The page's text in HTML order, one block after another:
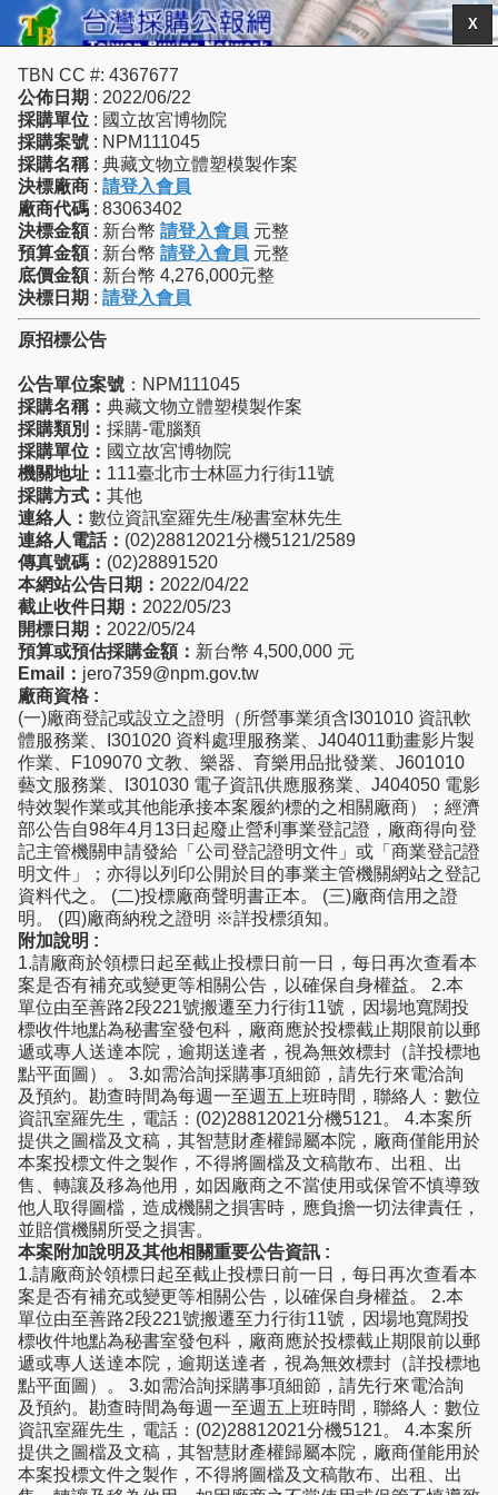
X
TBN CC #: 4367677
公佈日期 : 2022/06/22
採購單位 : 國立故宮博物院
採購案號 : NPM111045
採購名稱 : 典藏文物立體塑模製作案
決標廠商 : 請登入會員
廠商代碼 : 83063402
決標金額 : 新台幣 請登入會員 元整
預算金額 : 新台幣 請登入會員 元整
底價金額 : 新台幣 4,276,000元整
決標日期 : 請登入會員
原招標公告
公告單位案號 ：NPM111045
採購名稱： 典藏文物立體塑模製作案
採購類別： 採購-電腦類
採購單位： 國立故宮博物院
機關地址： 111臺北市士林區力行街11號
採購方式： 其他
連絡人： 數位資訊室羅先生/秘書室林先生
連絡人電話： (02)28812021分機5121/2589
傳真號碼： (02)28891520
本網站公告日期： 2022/04/22
截止收件日期： 2022/05/23
開標日期： 2022/05/24
預算或預估採購金額： 新台幣 4,500,000 元
Email： jero7359@npm.gov.tw
廠商資格 :
(一)廠商登記或設立之證明（所營事業須含I301010 資訊軟
體服務業、I301020 資料處理服務業、J404011動畫影片製
作業、F109070 文教、樂器、育樂用品批發業、J601010
藝文服務業、I301030 電子資訊供應服務業、J404050 電影
特效製作業或其他能承接本案履約標的之相關廠商）；經濟
部公告自98年4月13日起廢止營利事業登記證，廠商得向登
記主管機關申請發給「公司登記證明文件」或「商業登記證
明文件」；亦得以列印公開於目的事業主管機關網站之登記
資料代之。 (二)投標廠商聲明書正本。 (三)廠商信用之證
明。 (四)廠商納稅之證明 ※詳投標須知。
附加說明 :
1.請廠商於領標日起至截止投標日前一日，每日再次查看本
案是否有補充或變更等相關公告，以確保自身權益。 2.本
單位由至善路2段221號搬遷至力行街11號，因場地寬闊投
標收件地點為秘書室發包科，廠商應於投標截止期限前以郵
遞或專人送達本院，逾期送達者，視為無效標封（詳投標地
點平面圖）。 3.如需洽詢採購事項細節，請先行來電洽詢
及預約。勘查時間為每週一至週五上班時間，聯絡人：數位
資訊室羅先生，電話：(02)28812021分機5121。 4.本案所
提供之圖檔及文稿，其智慧財產權歸屬本院，廠商僅能用於
本案投標文件之製作，不得將圖檔及文稿散布、出租、出
售、轉讓及移為他用，如因廠商之不當使用或保管不慎導致
他人取得圖檔，造成機關之損害時，應負擔一切法律責任，
並賠償機關所受之損害。
本案附加說明及其他相關重要公告資訊 :
1.請廠商於領標日起至截止投標日前一日，每日再次查看本
案是否有補充或變更等相關公告，以確保自身權益。 2.本
單位由至善路2段221號搬遷至力行街11號，因場地寬闊投
標收件地點為秘書室發包科，廠商應於投標截止期限前以郵
遞或專人送達本院，逾期送達者，視為無效標封（詳投標地
點平面圖）。 3.如需洽詢採購事項細節，請先行來電洽詢
及預約。勘查時間為每週一至週五上班時間，聯絡人：數位
資訊室羅先生，電話：(02)28812021分機5121。 4.本案所
提供之圖檔及文稿，其智慧財產權歸屬本院，廠商僅能用於
本案投標文件之製作，不得將圖檔及文稿散布、出租、出